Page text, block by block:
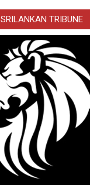
SRILANKAN TRIBUNE